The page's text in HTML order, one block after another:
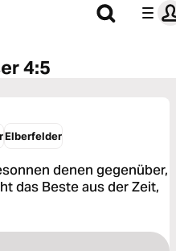
4:5
Elberfelder
denen gegenüber,
das Beste aus der Zeit,